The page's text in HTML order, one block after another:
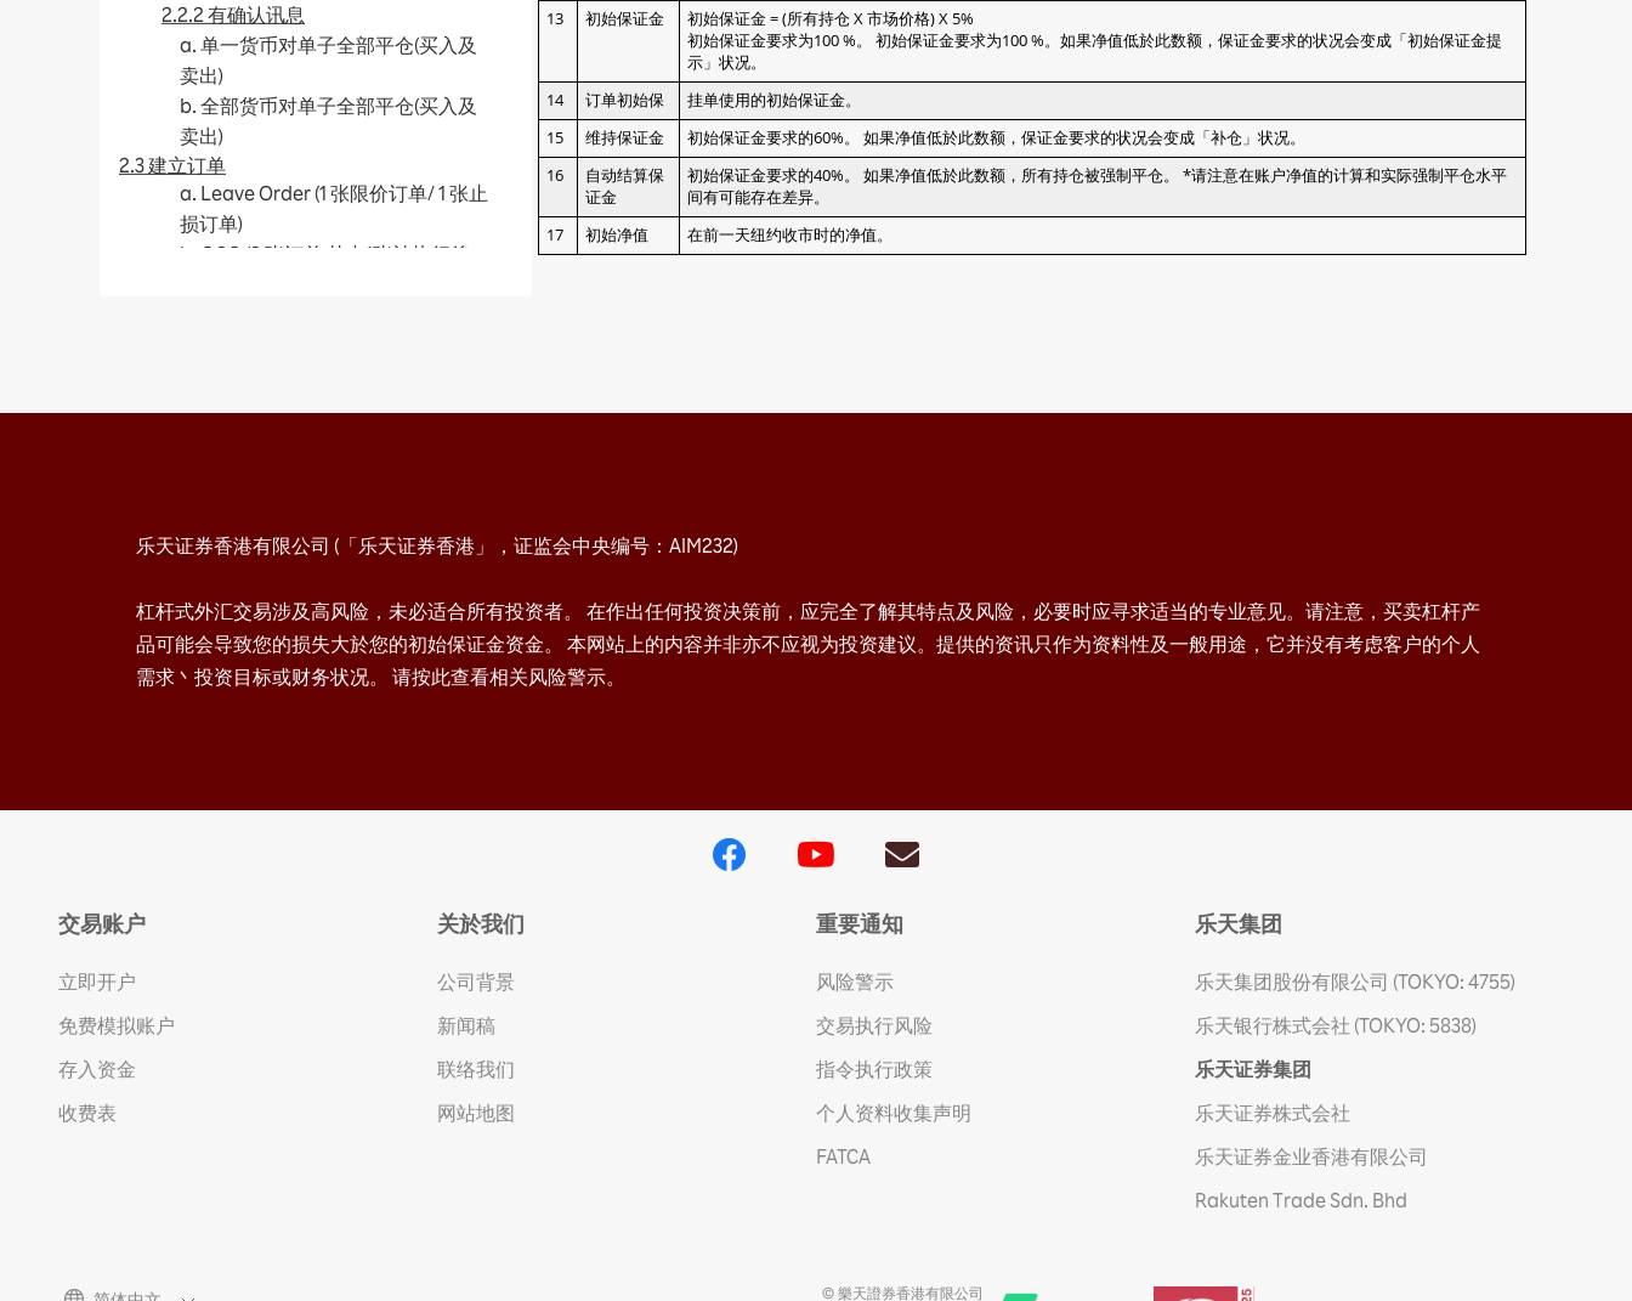
2.2.2 有确认讯息
a. 单一货币对单子全部平仓(买入及
卖出)
b. 全部货币对单子全部平仓(买入及
卖出)
2.3 建立订单
a. Leave Order (1 张限价订单/ 1 张止
损订单)
b. OCO (2 张订单 其中1张被执行後
2.6 查阅平仓仓位
2.8 查阅帐户保证金信息
2.9 一般设定
a. AS streaming 设定
b. 电邮设定
2.14 我的页面
2.15 账户信息
2.16 到价提示
13
初始保证金
初始保证金 = (所有持仓 X 市场价格) X 5%
初始保证金要求为100 %。 初始保证金要求为100 %。如果净值低於此数额，保证金要求的状况会变成「初始保证金提
示」状况。
14
订单初始保
挂单使用的初始保证金。
15
维持保证金 ‎
初始保证金要求的60%。 如果净值低於此数额，保证金要求的状况会变成「补仓」状况。
16
自动结算保
证金
初始保证金要求的40%。 如果净值低於此数额，所有持仓被强制平仓。 *请注意在账户净值的计算和实际强制平仓水平
间有可能存在差异。
17
初始净值 在前一天纽约收市时的净值。
乐天证券香港有限公司 (「乐天证券香港」，证监会中央编号：AIM232)
杠杆式外汇交易涉及高风险，未必适合所有投资者。 在作出任何投资决策前，应完全了解其特点及风险，必要时应寻求适当的专业意见。请注意，买卖杠杆产
品可能会导致您的损失大於您的初始保证金资金。 本网站上的内容并非亦不应视为投资建议。提供的资讯只作为资料性及一般用途，它并没有考虑客户的个人
需求丶投资目标或财务状况。 请按此查看相关风险警示。
交易账户
立即开户
免费模拟账户
存入资金
收费表
关於我们
公司背景
新闻稿
联络我们
网站地图
重要通知
风险警示
交易执行风险
指令执行政策
个人资料收集声明
FATCA
乐天集团
乐天集团股份有限公司 (TOKYO: 4755)
乐天银行株式会社 (TOKYO: 5838)
乐天证券集团
乐天证券株式会社
乐天证券金业香港有限公司
Rakuten Trade Sdn. Bhd
© 樂天證券香港有限公司